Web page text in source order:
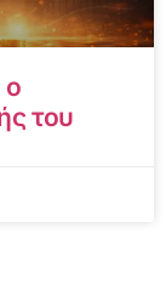
ο
του